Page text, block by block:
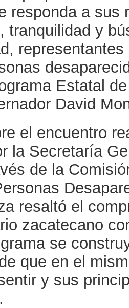
responda a sus
tranquilidad y
Estatal
David
el encuentro
la Secretaría
de la
resaltó el
zacatecano
se
que en el
y sus